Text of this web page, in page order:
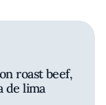
roast beef,
de lima